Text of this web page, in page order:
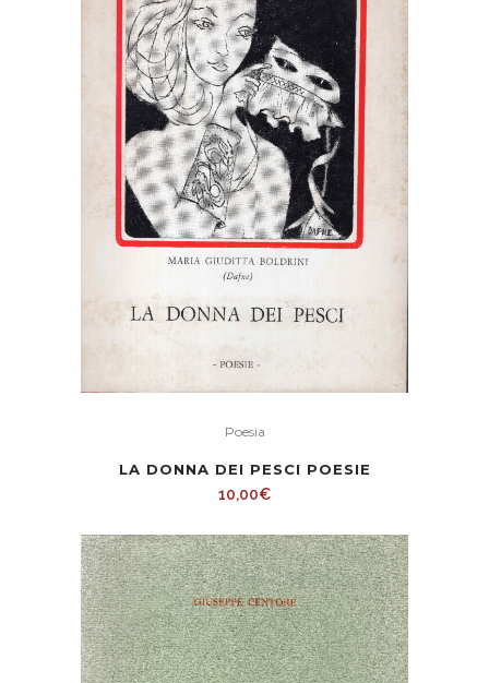
Poesia
LA DONNA DEI PESCI POESIE
10,00€